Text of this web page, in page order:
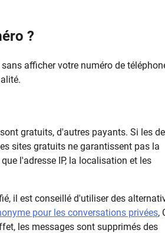
?
afficher votre numéro de
gratuits, d'autres payants. Si les
sites gratuits ne garantissent pas la
l'adresse IP, la localisation et les
il est conseillé d'utiliser des
pour les conversations privées,
les messages sont supprimés des